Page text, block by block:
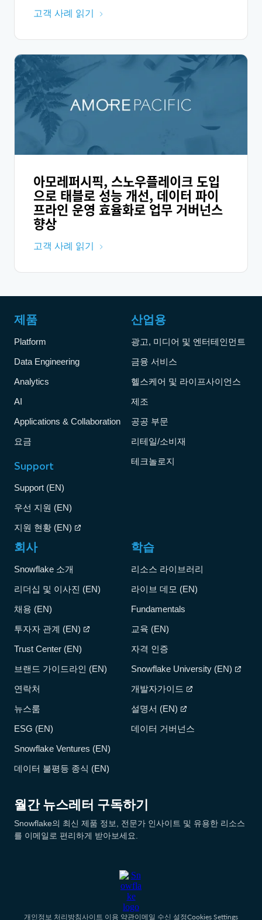
고객 사례 읽기
아모레퍼시픽, 스노우플레이크 도입
으로 태블로 성능 개선, 데이터 파이
프라인 운영 효율화로 업무 거버넌스
향상
고객 사례 읽기
월간 뉴스레터 구독하기
Snowflake의 최신 제품 정보, 전문가 인사이트 및 유용한 리소스
를 이메일로 편리하게 받아보세요.
제품
Platform
Data Engineering
Analytics
AI
Applications & Collaboration
요금
Support
Support (EN)
우선 지원 (EN)
지원 현황 (EN)
산업용
광고, 미디어 및 엔터테인먼트
금융 서비스
헬스케어 및 라이프사이언스
제조
공공 부문
리테일/소비재
테크놀로지
회사
Snowflake 소개
리더십 및 이사진 (EN)
채용 (EN)
투자자 관계 (EN)
Trust Center (EN)
브랜드 가이드라인 (EN)
연락처
뉴스룸
ESG (EN)
Snowflake Ventures (EN)
데이터 불평등 종식 (EN)
학습
리소스 라이브러리
라이브 데모 (EN)
Fundamentals
교육 (EN)
자격 인증
Snowflake University (EN)
개발자가이드
설명서 (EN)
데이터 거버넌스
개인정보 처리방침사이트 이용 약관이메일 수신 설정Cookies Settings